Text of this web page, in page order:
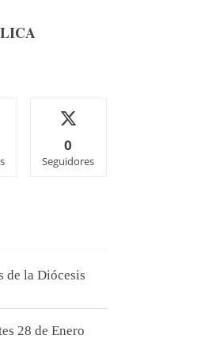
0
Seguidores
de la Diócesis
28 de Enero